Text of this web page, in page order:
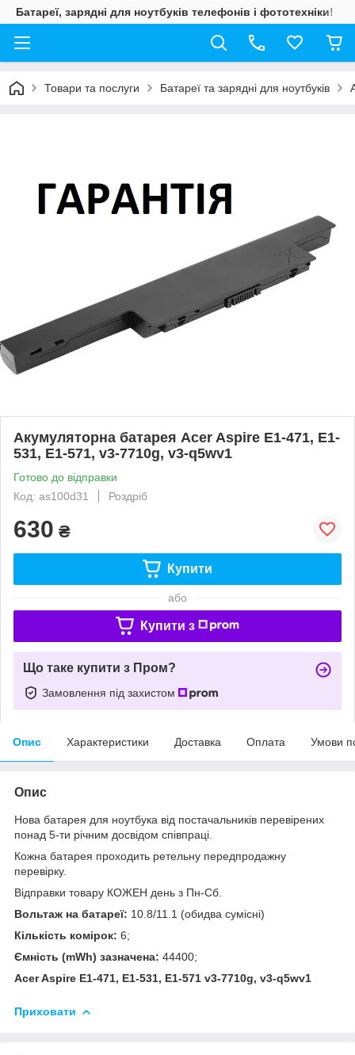
Батареї, зарядні для ноутбуків телефонів і фототехніки!
Товари та послуги Батареї та зарядні для ноутбуків
Акумуляторна батарея Acer Aspire E1-471, E1-
531, E1-571, v3-7710g, v3-q5wv1
Готово до відправки
Код: as100d31
Роздріб
630 ₴
Купити
або
Купити з
Що таке купити з Пром?
Замовлення під захистом
Опис Характеристики Доставка Оплата Умови
Опис
Нова батарея для ноутбука від постачальників перевірених
понад 5-ти річним досвідом співпраці.
Кожна батарея проходить ретельну передпродажну
перевірку.
Відправки товару КОЖЕН день з Пн-Cб.
Вольтаж на батареї: 10.8/11.1 (обидва сумісні)
Кількість комірок: 6;
Ємність (mWh) зазначена: 44400;
Acer Aspire E1-471, E1-531, E1-571 v3-7710g, v3-q5wv1
Приховати